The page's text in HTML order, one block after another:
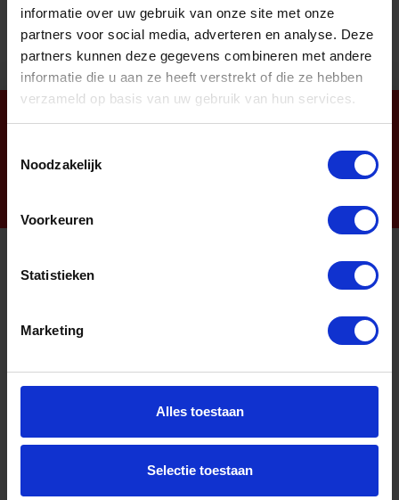
informatie over uw gebruik van onze site met onze
partners voor social media, adverteren en analyse. Deze
partners kunnen deze gegevens combineren met andere
informatie die u aan ze heeft verstrekt of die ze hebben
verzameld op basis van uw gebruik van hun services.
Noodzakelijk
Voorkeuren
Statistieken
Marketing
Alles toestaan
Selectie toestaan
Nieuwsbrief
Informatie
Over Ome Dick
Klachtenregeling Ome Dick
Retouren & Garantie Ome Dick